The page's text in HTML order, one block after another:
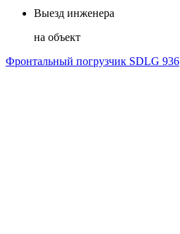
Выезд инженера
на объект
Фронтальный погрузчик SDLG 936